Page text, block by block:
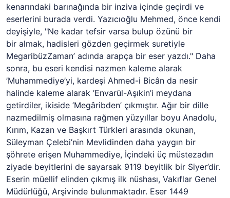
kenarındaki barınağında bir inziva içinde geçirdi ve
eserlerini burada verdi. Yazıcıoğlu Mehmed, önce kendi
deyişiyle, "Ne kadar tefsir varsa bulup özünü bir
bir almak, hadisleri gözden geçirmek suretiyle
MegaribüzZaman’ adında arapça bir eser yazdı." Daha
sonra, bu eseri kendisi nazmen kaleme alarak
’Muhammediye’yi, kardeşi Ahmed-i Bicân da nesir
halinde kaleme alarak ’Envarül-Aşıkin’i meydana
getirdiler, ikiside ’Megâribden’ çıkmıştır. Ağır bir dille
nazmedilmiş olmasına rağmen yüzyıllar boyu Anadolu,
Kırım, Kazan ve Başkırt Türkleri arasında okunan,
Süleyman Çelebi’nin Mevlidinden daha yaygın bir
şöhrete erişen Muhammediye, İçindeki üç müstezadın
ziyade beyitlerini de sayarsak 9119 beyitlik bir Siyer’dir.
Eserin müellif elinden çıkmış ilk nüshası, Vakıflar Genel
Müdürlüğü, Arşivinde bulunmaktadır. Eser 1449